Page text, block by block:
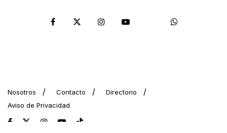
Nosotros Contacto
Directorio
Aviso de Privacidad